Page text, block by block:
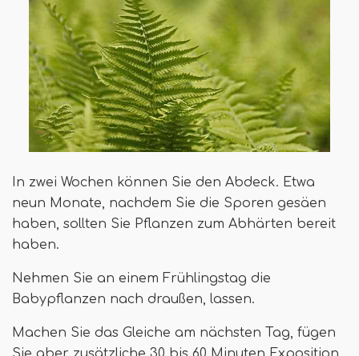
In zwei Wochen können Sie den Abdeck. Etwa
neun Monate, nachdem Sie die Sporen gesäen
haben, sollten Sie Pflanzen zum Abhärten bereit
haben.
Nehmen Sie an einem Frühlingstag die
Babypflanzen nach draußen, lassen.
Machen Sie das Gleiche am nächsten Tag, fügen